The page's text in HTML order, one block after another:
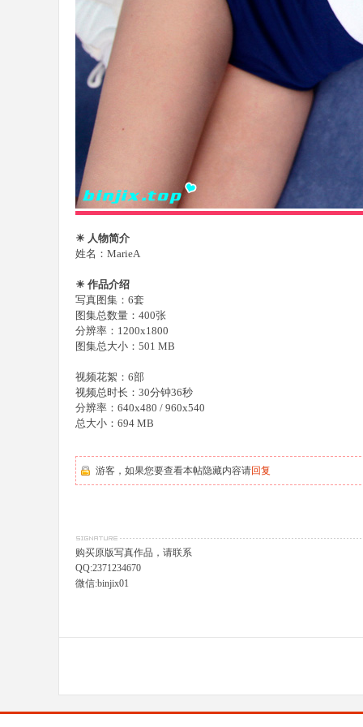
☀ 人物简介
姓名：MarieA
☀ 作品介绍
写真图集：6套
图集总数量：400张
分辨率：1200x1800
图集总大小：501 MB
视频花絮：6部
视频总时长：30分钟36秒
分辨率：640x480 / 960x540
总大小：694 MB
游客，如果您要查看本帖隐藏内容请回复
购买原版写真作品，请联系
QQ:2371234670
微信:binjix01